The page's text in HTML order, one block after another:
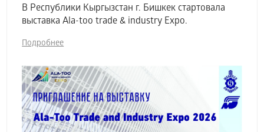
В Республики Кыргызстан г. Бишкек стартовала
выставка Аla-too trade & industry Expo.
Подробнее